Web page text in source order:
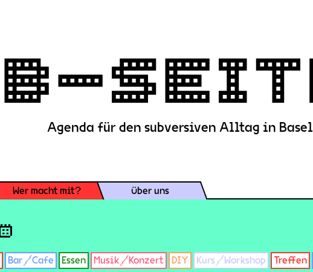
Agenda für den subversiven Alltag in Basel
Wer macht mit? Über uns
Bar/Cafe Essen Musik/Konzert DIY Kurs/Workshop Treffen